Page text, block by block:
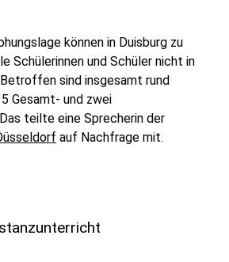
können in Duisburg zu
Schülerinnen und Schüler nicht in
sind insgesamt rund
Gesamt- und zwei
teilte eine Sprecherin der
auf Nachfrage mit.